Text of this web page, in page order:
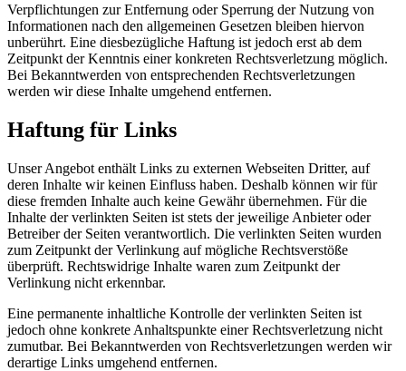
Verpflichtungen zur Entfernung oder Sperrung der Nutzung von
Informationen nach den allgemeinen Gesetzen bleiben hiervon
unberührt. Eine diesbezügliche Haftung ist jedoch erst ab dem
Zeitpunkt der Kenntnis einer konkreten Rechtsverletzung möglich.
Bei Bekanntwerden von entsprechenden Rechtsverletzungen
werden wir diese Inhalte umgehend entfernen.
Haftung für Links
Unser Angebot enthält Links zu externen Webseiten Dritter, auf
deren Inhalte wir keinen Einfluss haben. Deshalb können wir für
diese fremden Inhalte auch keine Gewähr übernehmen. Für die
Inhalte der verlinkten Seiten ist stets der jeweilige Anbieter oder
Betreiber der Seiten verantwortlich. Die verlinkten Seiten wurden
zum Zeitpunkt der Verlinkung auf mögliche Rechtsverstöße
überprüft. Rechtswidrige Inhalte waren zum Zeitpunkt der
Verlinkung nicht erkennbar.
Eine permanente inhaltliche Kontrolle der verlinkten Seiten ist
jedoch ohne konkrete Anhaltspunkte einer Rechtsverletzung nicht
zumutbar. Bei Bekanntwerden von Rechtsverletzungen werden wir
derartige Links umgehend entfernen.